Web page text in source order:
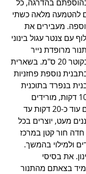
בהדרגה, כל
להטמעה מלאה כשתי
מעבירים את
עם צנטר עגול בינוני
מרופדת נייר
אפייה, 2 ספירלות בקוטר 20 ס"מ. בשארית
נוספת פחזניות
בנפרד בתוכנית
טורבו, 180 מעלות 10 דקות, מורידים
ל-160 מעלות ואופים עוד כ-20 דקות עד
מעט, יוצרים בכל
חדה חור קטן במרכז
ולמילוי בהמשך.
את בסיסי
מיד בצאתם מהתנור